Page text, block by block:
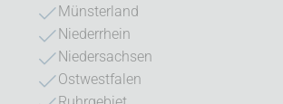
Münsterland
Niederrhein
Niedersachsen
Ostwestfalen